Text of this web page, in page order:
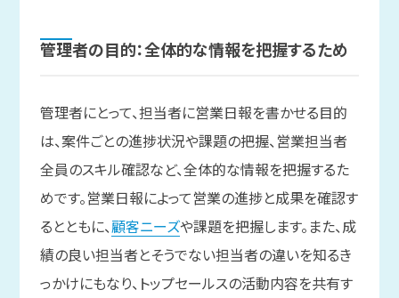
管理者の目的：全体的な情報を把握するため
管理者にとって、担当者に営業日報を書かせる目的
は、案件ごとの進捗状況や課題の把握、営業担当者
全員のスキル確認など、全体的な情報を把握するた
めです。営業日報によって営業の進捗と成果を確認す
るとともに、顧客ニーズや課題を把握します。また、成
績の良い担当者とそうでない担当者の違いを知るき
っかけにもなり、トップセールスの活動内容を共有す